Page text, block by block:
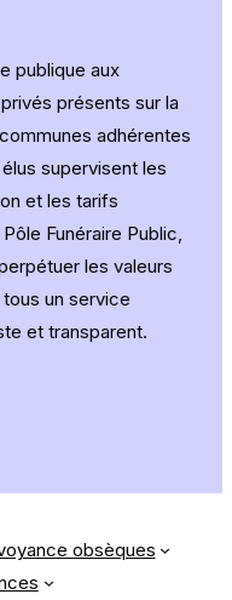
publique aux
présents sur la
adhérentes
supervisent les
et les tarifs
Funéraire Public,
les valeurs
un service
et transparent.
obsèques